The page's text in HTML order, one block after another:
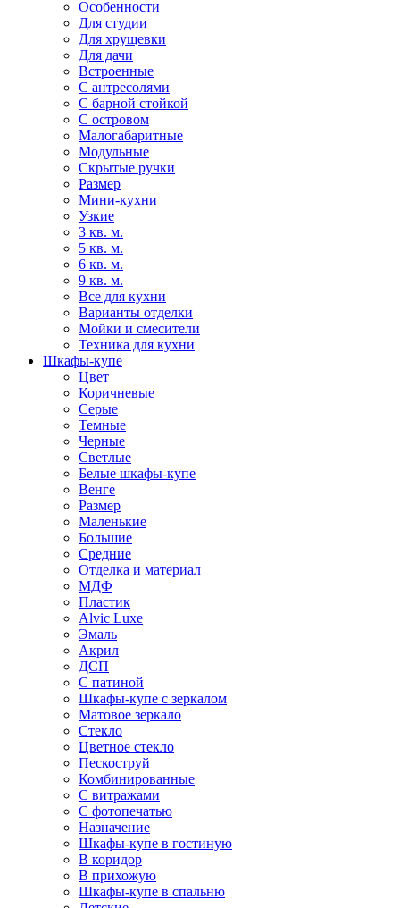
Особенности
Для студии
Для хрущевки
Для дачи
Встроенные
С антресолями
С барной стойкой
С островом
Малогабаритные
Модульные
Скрытые ручки
Размер
Мини-кухни
Узкие
3 кв. м.
5 кв. м.
6 кв. м.
9 кв. м.
Все для кухни
Варианты отделки
Мойки и смесители
Техника для кухни
Шкафы-купе
Цвет
Коричневые
Серые
Темные
Черные
Светлые
Белые шкафы-купе
Венге
Размер
Маленькие
Большие
Средние
Отделка и материал
МДФ
Пластик
Alvic Luxe
Эмаль
Акрил
ДСП
С патиной
Шкафы-купе с зеркалом
Матовое зеркало
Стекло
Цветное стекло
Пескоструй
Комбинированные
С витражами
С фотопечатью
Назначение
Шкафы-купе в гостиную
В коридор
В прихожую
Шкафы-купе в спальню